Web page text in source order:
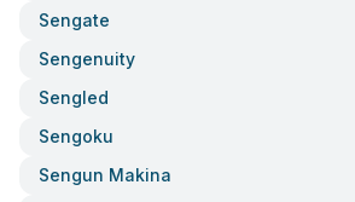
Sengate
Sengenuity
Sengled
Sengoku
Sengun Makina